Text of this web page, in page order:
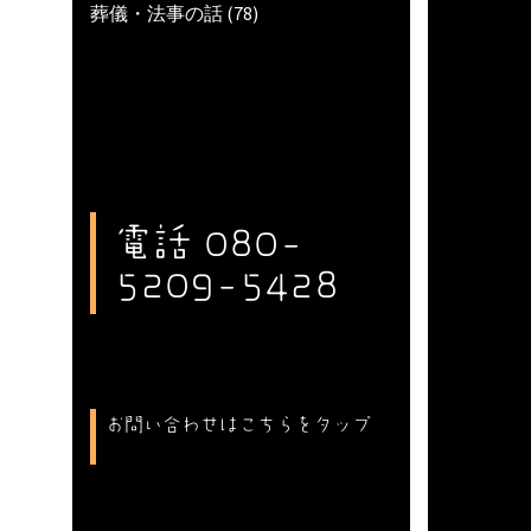
葬儀・法事の話 (78)
電話 080-
5209-5428
お問い合わせはこちらをタップ